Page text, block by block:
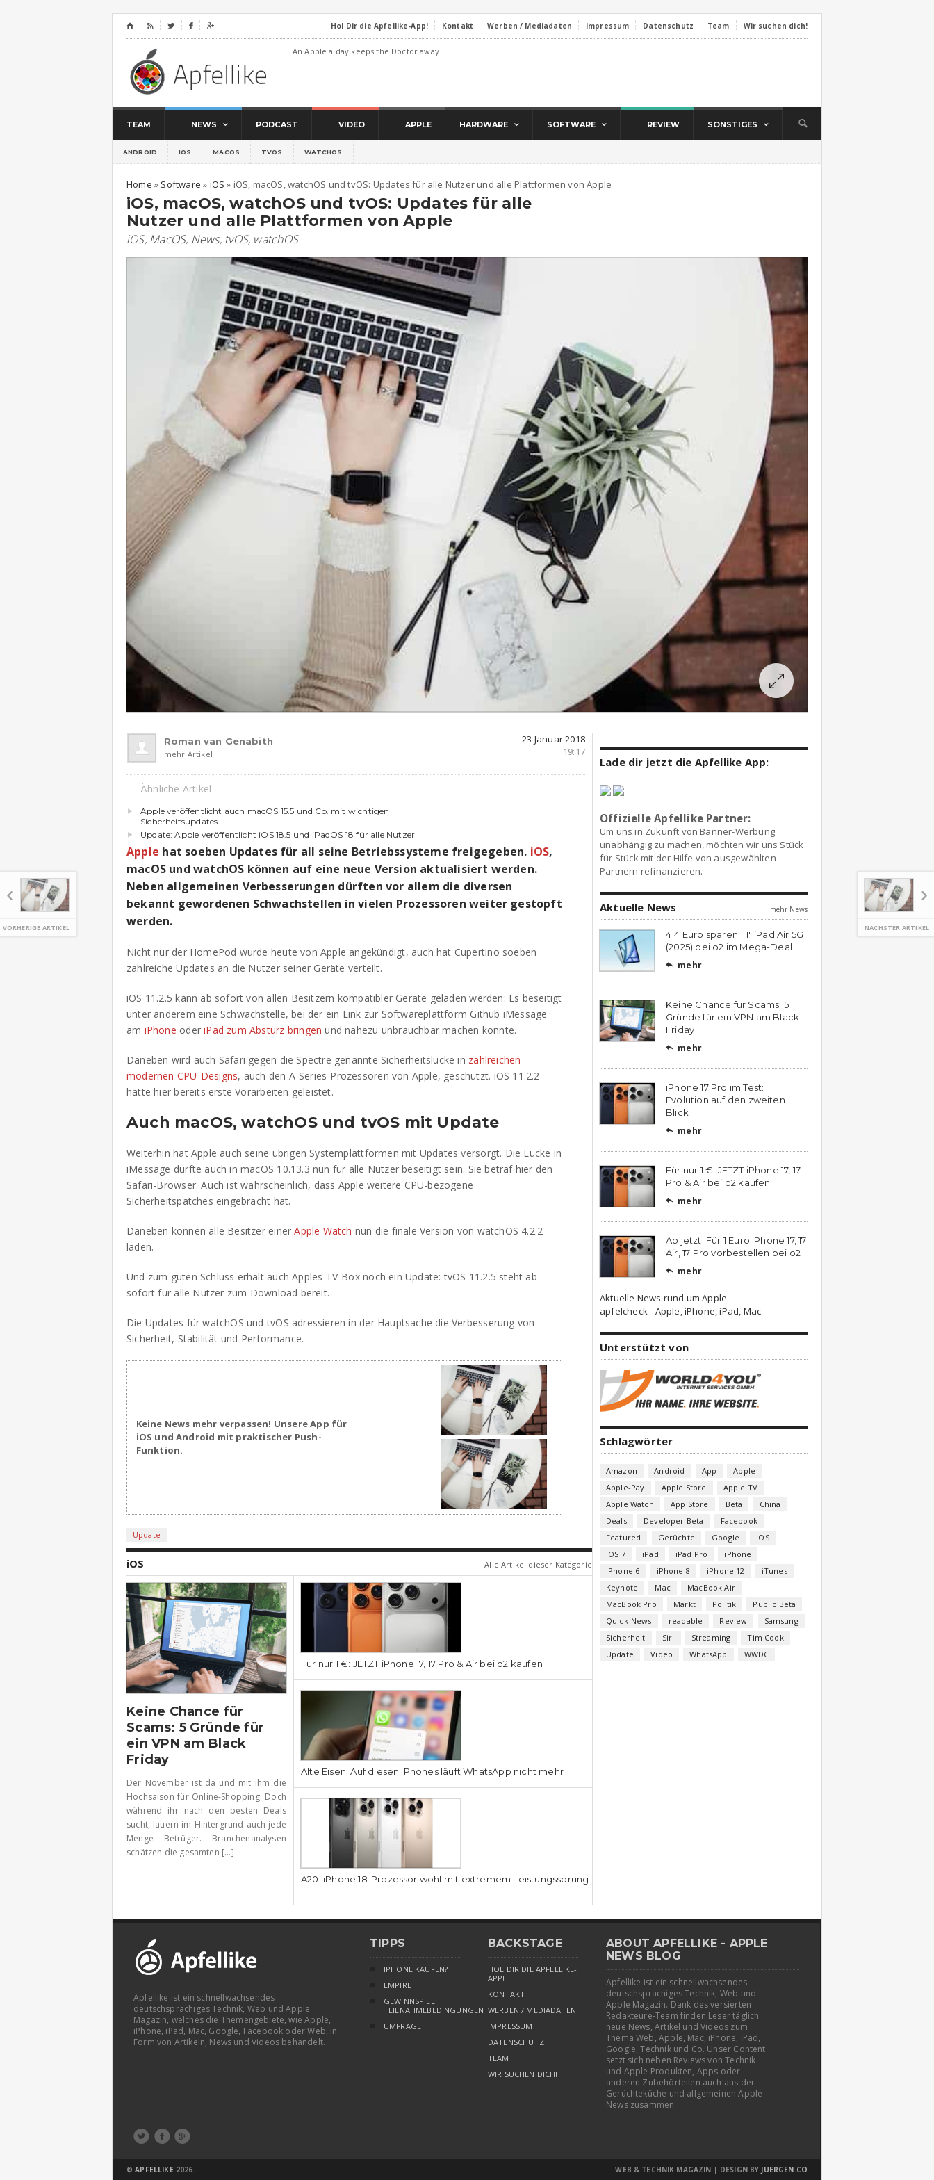
VORHERIGE ARTIKEL NÄCHSTER ARTIKEL
⌂     Hol Dir die Apfellike-App! Kontakt Werben / Mediadaten Impressum Datenschutz Team Wir suchen dich!
An Apple a day keeps the Doctor away
TEAM NEWS PODCAST VIDEO APPLE HARDWARE SOFTWARE REVIEW SONSTIGES
ANDROID IOS MACOS TVOS WATCHOS
Home » Software » iOS » iOS, macOS, watchOS und tvOS: Updates für alle Nutzer und alle Plattformen von Apple
iOS, macOS, watchOS und tvOS: Updates für alle
Nutzer und alle Plattformen von Apple
iOS, MacOS, News, tvOS, watchOS
Roman van Genabith
mehr Artikel
23 Januar 2018
19:17
Ähnliche Artikel
Apple veröffentlicht auch macOS 15.5 und Co. mit wichtigen
Sicherheitsupdates
Update: Apple veröffentlicht iOS 18.5 und iPadOS 18 für alle Nutzer
Apple hat soeben Updates für all seine Betriebssysteme freigegeben. iOS,
macOS und watchOS können auf eine neue Version aktualisiert werden.
Neben allgemeinen Verbesserungen dürften vor allem die diversen
bekannt gewordenen Schwachstellen in vielen Prozessoren weiter gestopft
werden.
Nicht nur der HomePod wurde heute von Apple angekündigt, auch hat Cupertino soeben
zahlreiche Updates an die Nutzer seiner Geräte verteilt.
iOS 11.2.5 kann ab sofort von allen Besitzern kompatibler Geräte geladen werden: Es beseitigt
unter anderem eine Schwachstelle, bei der ein Link zur Softwareplattform Github iMessage
am iPhone oderiPad zum Absturz bringen und nahezu unbrauchbar machen konnte.
Daneben wird auch Safari gegen die Spectre genannte Sicherheitslücke in zahlreichen
modernen CPU-Designs, auch den A-Series-Prozessoren von Apple, geschützt. iOS 11.2.2
hatte hier bereits erste Vorarbeiten geleistet.
Auch macOS, watchOS und tvOS mit Update
Weiterhin hat Apple auch seine übrigen Systemplattformen mit Updates versorgt. Die Lücke in
iMessage dürfte auch in macOS 10.13.3 nun für alle Nutzer beseitigt sein. Sie betraf hier den
Safari-Browser. Auch ist wahrscheinlich, dass Apple weitere CPU-bezogene
Sicherheitspatches eingebracht hat.
Daneben können alle Besitzer einerApple Watch nun die finale Version von watchOS 4.2.2
laden.
Und zum guten Schluss erhält auch Apples TV-Box noch ein Update: tvOS 11.2.5 steht ab
sofort für alle Nutzer zum Download bereit.
Die Updates für watchOS und tvOS adressieren in der Hauptsache die Verbesserung von
Sicherheit, Stabilität und Performance.
Keine News mehr verpassen! Unsere App für
iOS und Android mit praktischer Push-
Funktion.
Update
iOS Alle Artikel dieser Kategorie
Keine Chance für
Scams: 5 Gründe für
ein VPN am Black
Friday
Der November ist da und mit ihm die
Hochsaison für Online-Shopping. Doch
während ihr nach den besten Deals
sucht, lauern im Hintergrund auch jede
Menge Betrüger. Branchenanalysen
schätzen die gesamten [...]
Für nur 1 €: JETZT iPhone 17, 17 Pro & Air bei o2 kaufen
Alte Eisen: Auf diesen iPhones läuft WhatsApp nicht mehr
A20: iPhone 18-Prozessor wohl mit extremem Leistungssprung
Lade dir jetzt die Apfellike App:
Offizielle Apfellike Partner:
Um uns in Zukunft von Banner-Werbung
unabhängig zu machen, möchten wir uns Stück
für Stück mit der Hilfe von ausgewählten
Partnern refinanzieren.
Aktuelle News mehr News
414 Euro sparen: 11″ iPad Air 5G
(2025) bei o2 im Mega-Deal
 mehr
Keine Chance für Scams: 5
Gründe für ein VPN am Black
Friday
 mehr
iPhone 17 Pro im Test:
Evolution auf den zweiten
Blick
 mehr
Für nur 1 €: JETZT iPhone 17, 17
Pro & Air bei o2 kaufen
 mehr
Ab jetzt: Für 1 Euro iPhone 17, 17
Air, 17 Pro vorbestellen bei o2
 mehr
Aktuelle News rund um Apple
apfelcheck - Apple, iPhone, iPad, Mac
Unterstützt von
Schlagwörter
Amazon Android App
Apple
Apple-Pay
Apple Store
Apple TV
Apple Watch
App Store Beta
China
Deals
Developer Beta
Facebook
Featured
Gerüchte Google
iOS
iOS 7
iPad iPad Pro
iPhone
iPhone 6
iPhone 8 iPhone 12
iTunes
Keynote
Mac
MacBook Air
MacBook Pro
Markt Politik
Public Beta
Quick-News
readable Review
Samsung
Sicherheit
Siri Streaming
Tim Cook
Update
Video WhatsApp WWDC
Apfellike ist ein schnellwachsendes
deutschsprachiges Technik, Web und Apple
Magazin, welches die Themengebiete, wie Apple,
iPhone, iPad, Mac, Google, Facebook oder Web, in
Form von Artikeln, News und Videos behandelt.
  
TIPPS
IPHONE KAUFEN?
EMPIRE
GEWINNSPIEL
TEILNAHMEBEDINGUNGEN
UMFRAGE
BACKSTAGE
HOL DIR DIE APFELLIKE-
APP!
KONTAKT
WERBEN / MEDIADATEN
IMPRESSUM
DATENSCHUTZ
TEAM
WIR SUCHEN DICH!
ABOUT APFELLIKE - APPLE
NEWS BLOG
Apfellike ist ein schnellwachsendes
deutschsprachiges Technik, Web und
Apple Magazin. Dank des versierten
Redakteure-Team finden Leser täglich
neue News, Artikel und Videos zum
Thema Web, Apple, Mac, iPhone, iPad,
Google, Technik und Co. Unser Content
setzt sich neben Reviews von Technik
und Apple Produkten, Apps oder
anderen Zubehörteilen auch aus der
Gerüchteküche und allgemeinen Apple
News zusammen.
©APFELLIKE 2026. WEB & TECHNIK MAGAZIN | DESIGN BY JUERGEN.CO